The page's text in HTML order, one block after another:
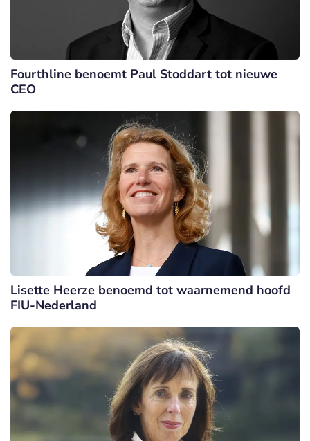
Fourthline benoemt Paul Stoddart tot nieuwe
CEO
Lisette Heerze benoemd tot waarnemend hoofd
FIU-Nederland